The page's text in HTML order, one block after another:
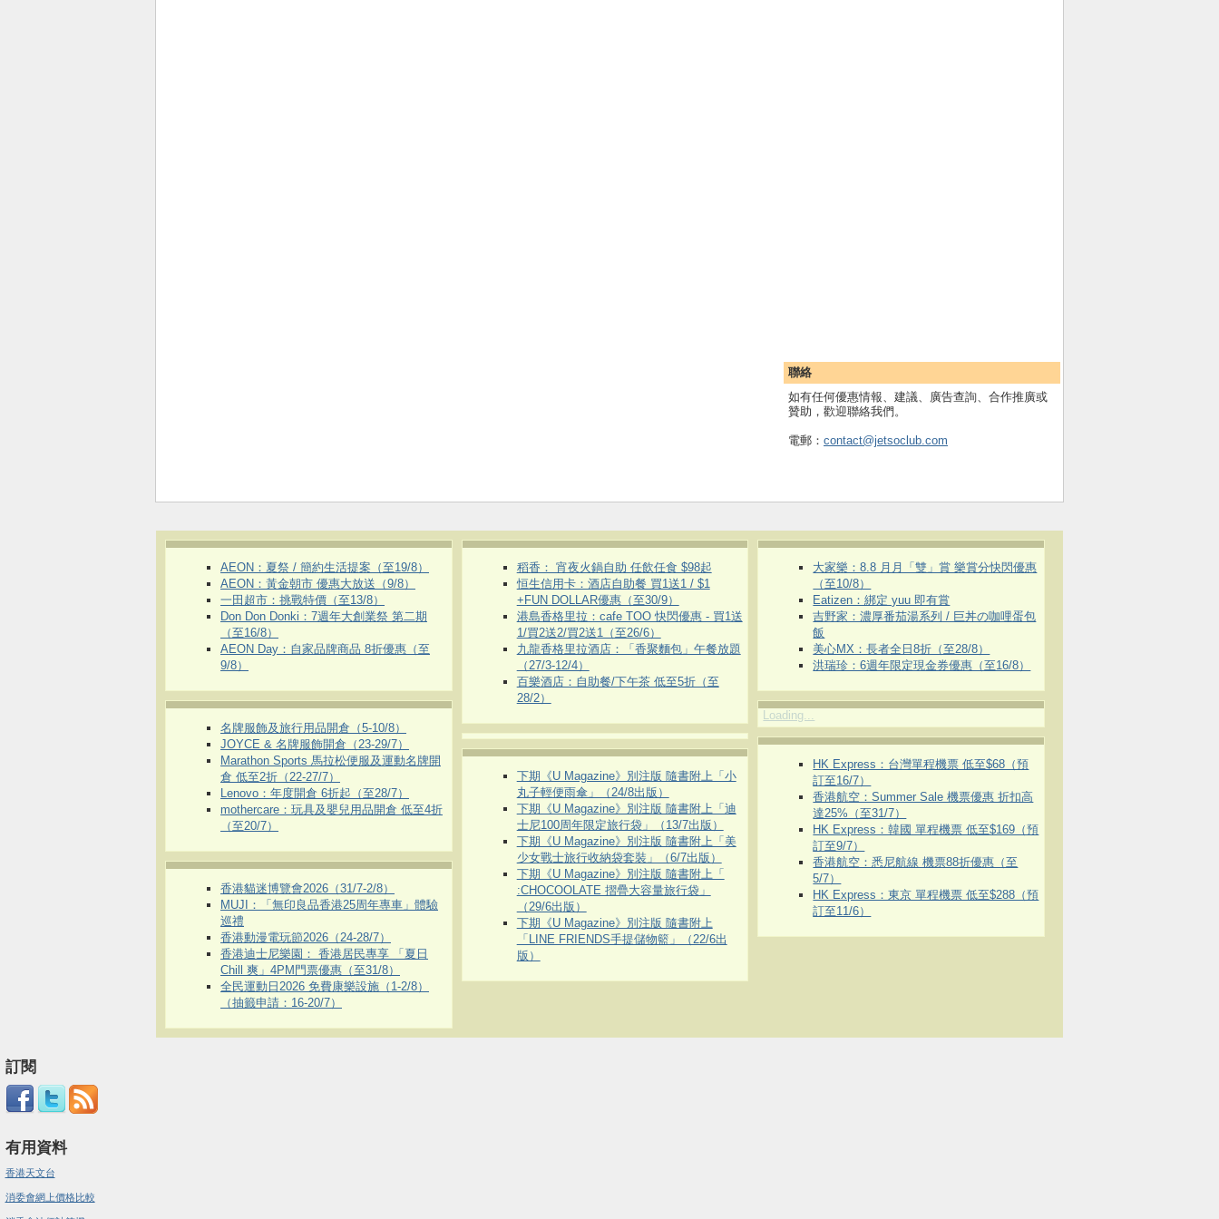
聯絡
如有任何優惠情報、建議、廣告查詢、合作推廣或
贊助，歡迎聯絡我們。
電郵： contact@jetsoclub.com
AEON：夏祭 / 簡約生活提案（至19/8）
AEON：黃金朝市 優惠大放送（9/8）
一田超市：挑戰特價（至13/8）
Don Don Donki：7週年大創業祭 第二期
（至16/8）
AEON Day：自家品牌商品 8折優惠（至
9/8）
名牌服飾及旅行用品開倉（5-10/8）
JOYCE & 名牌服飾開倉（23-29/7）
Marathon Sports 馬拉松便服及運動名牌開
倉 低至2折（22-27/7）
Lenovo：年度開倉 6折起（至28/7）
mothercare：玩具及嬰兒用品開倉 低至4折
（至20/7）
香港貓迷博覽會2026（31/7-2/8）
MUJI：「無印良品香港25周年專車」體驗
巡禮
香港動漫電玩節2026（24-28/7）
香港迪士尼樂園： 香港居民專享 「夏日
Chill 爽」4PM門票優惠（至31/8）
全民運動日2026 免費康樂設施（1-2/8）
（抽籤申請：16-20/7）
稻香： 宵夜火鍋自助 任飲任食 $98起
恒生信用卡：酒店自助餐 買1送1 / $1
+FUN DOLLAR優惠（至30/9）
港島香格里拉：cafe TOO 快閃優惠 - 買1送
1/買2送2/買2送1（至26/6）
九龍香格里拉酒店：「香聚麵包」午餐放題
（27/3-12/4）
百樂酒店：自助餐/下午茶 低至5折（至
28/2）
下期《U Magazine》別注版 隨書附上「小
丸子輕便雨傘」（24/8出版）
下期《U Magazine》別注版 隨書附上「迪
士尼100周年限定旅行袋」（13/7出版）
下期《U Magazine》別注版 隨書附上「美
少女戰士旅行收納袋套裝」（6/7出版）
下期《U Magazine》別注版 隨書附上「
:CHOCOOLATE 摺疊大容量旅行袋」
（29/6出版）
下期《U Magazine》別注版 隨書附上
「LINE FRIENDS手提儲物籃」（22/6出
版）
大家樂：8.8 月月「雙」賞 樂賞分快閃優惠
（至10/8）
Eatizen：綁定 yuu 即有賞
吉野家：濃厚番茄湯系列 / 巨丼の咖哩蛋包
飯
美心MX：長者全日8折（至28/8）
洪瑞珍：6週年限定現金券優惠（至16/8）
Loading...
HK Express：台灣單程機票 低至$68（預
訂至16/7）
香港航空：Summer Sale 機票優惠 折扣高
達25%（至31/7）
HK Express：韓國 單程機票 低至$169（預
訂至9/7）
香港航空：悉尼航線 機票88折優惠（至
5/7）
HK Express：東京 單程機票 低至$288（預
訂至11/6）
訂閱
有用資料
香港天文台
消委會網上價格比較